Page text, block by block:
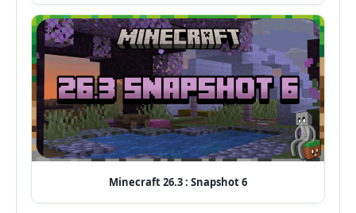
Minecraft 26.3 : Snapshot 6